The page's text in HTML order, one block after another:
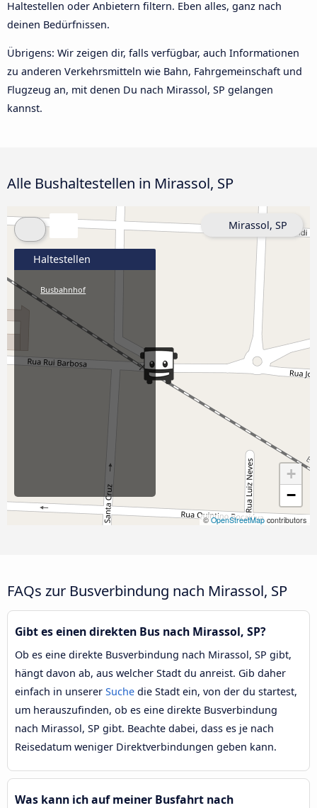
Haltestellen oder Anbietern filtern. Eben alles, ganz nach
deinen Bedürfnissen.
Übrigens: Wir zeigen dir, falls verfügbar, auch Informationen
zu anderen Verkehrsmitteln wie Bahn, Fahrgemeinschaft und
Flugzeug an, mit denen Du nach Mirassol, SP gelangen
kannst.
Alle Bushaltestellen in Mirassol, SP
+
−
©OpenStreetMap contributors
Haltestellen
Busbahnhof
Mirassol, SP
FAQs zur Busverbindung nach Mirassol, SP
Gibt es einen direkten Bus nach Mirassol, SP?
Ob es eine direkte Busverbindung nach Mirassol, SP gibt,
hängt davon ab, aus welcher Stadt du anreist. Gib daher
einfach in unserer Suche die Stadt ein, von der du startest,
um herauszufinden, ob es eine direkte Busverbindung
nach Mirassol, SP gibt. Beachte dabei, dass es je nach
Reisedatum weniger Direktverbindungen geben kann.
Was kann ich auf meiner Busfahrt nach